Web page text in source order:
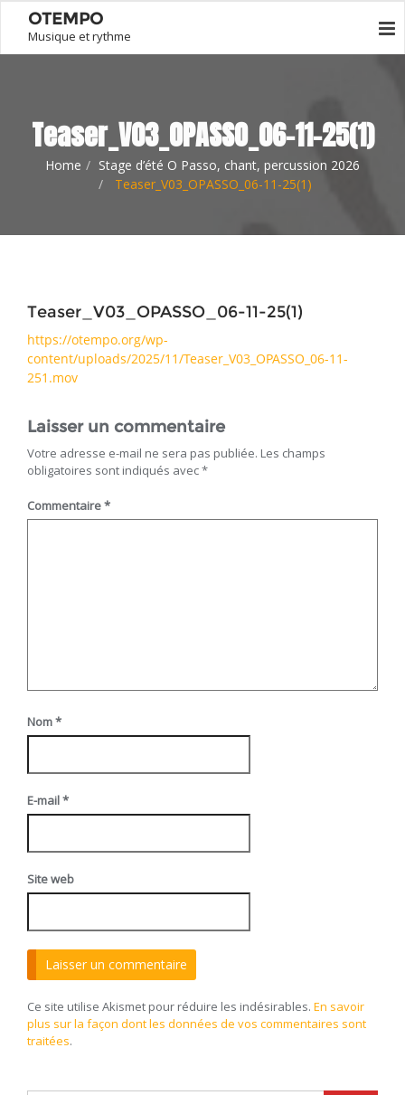
OTEMPO
Musique et rythme
Teaser_V03_OPASSO_06-11-25(1)
Home
Stage d’été O Passo, chant, percussion 2026
Teaser_V03_OPASSO_06-11-25(1)
Teaser_V03_OPASSO_06-11-25(1)
https://otempo.org/wp-
content/uploads/2025/11/Teaser_V03_OPASSO_06-11-
251.mov
Laisser un commentaire
Votre adresse e-mail ne sera pas publiée. Les champs
obligatoires sont indiqués avec*
Commentaire*
Nom*
E-mail*
Site web
Ce site utilise Akismet pour réduire les indésirables. En savoir
plus sur la façon dont les données de vos commentaires sont
traitées.